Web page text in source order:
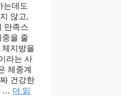
는데도
않고,
만족스
을 줄
체지방을
라는 사
체중계
건강한
… 더 읽